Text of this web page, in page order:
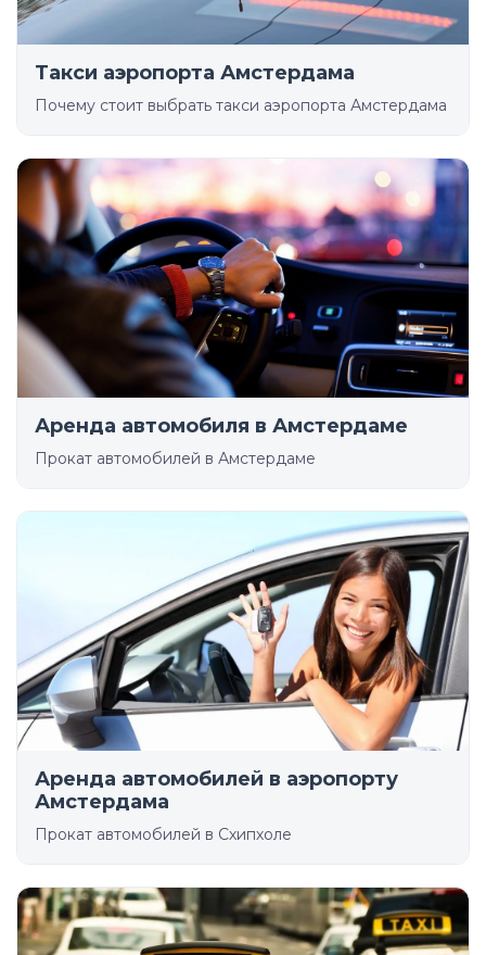
Такси аэропорта Амстердама
Почему стоит выбрать такси аэропорта Амстердама
Аренда автомобиля в Амстердаме
Прокат автомобилей в Амстердаме
Аренда автомобилей в аэропорту
Амстердама
Прокат автомобилей в Схипхоле